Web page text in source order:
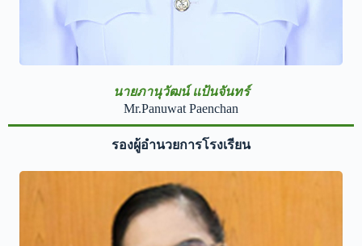
นายภานุวัฒน์ แป้นจันทร์
Mr.Panuwat Paenchan
รองผู้อำนวยการโรงเรียน